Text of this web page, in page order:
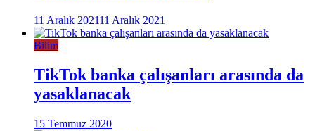
11 Aralık 202111 Aralık 2021
Bilim
TikTok banka çalışanları arasında da
yasaklanacak
15 Temmuz 2020